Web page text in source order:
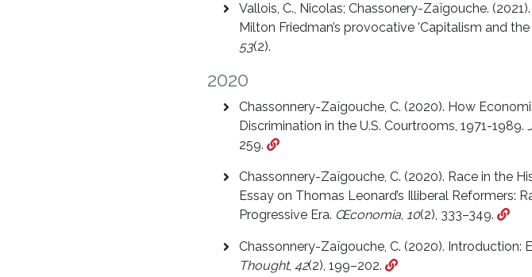
Vallois, C., Nicolas; Chassonery-Zaïgouche.
Milton Friedman’s provocative ’Capitalism and
53(2).
2020
Chassonnery-Zaïgouche, C. (2020). How
Discrimination in the U.S. Courtrooms, 1971-1989.
259.
Chassonnery-Zaïgouche, C. (2020). Race in the
Essay on Thomas Leonard’s Illiberal Reformers:
Progressive Era. Œconomia, 10(2), 333–349.
Chassonnery-Zaïgouche, C. (2020). Introduction:
Thought, 42(2), 199–202.